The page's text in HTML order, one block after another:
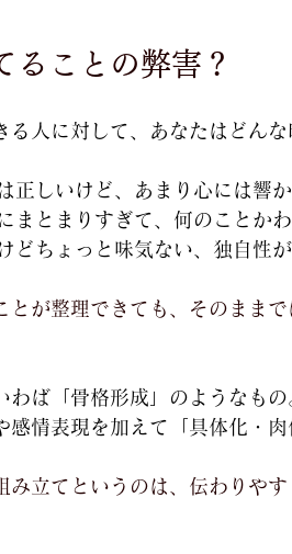
ることの弊害？
る人に対して、あなたはどん
正しいけど、あまり心には響
まとまりすぎて、何のことか
どちょっと味気ない、独自性
とが整理できても、そのまま
わば「骨格形成」のようなも
感情表現を加えて「具体化・肉
み立てというのは、伝わりや